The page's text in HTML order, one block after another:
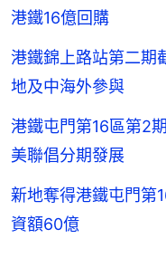
港鐵16億回購
港鐵錦上路站第二
地及中海外參與
港鐵屯門第16區第2
美聯倡分期發展
新地奪得港鐵屯門
資額60億